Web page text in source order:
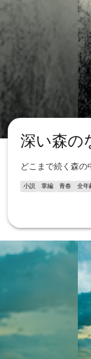
深い森の
どこまで続く森の
小説 掌編 青春 全年